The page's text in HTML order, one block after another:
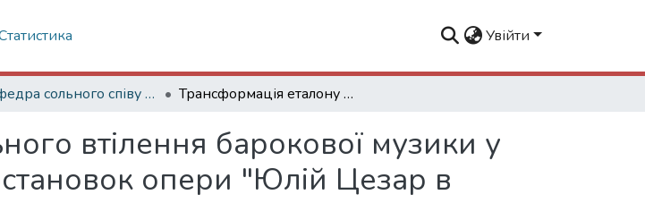
Увійти
Кафедра сольного співу та оперної підготовки Трансформація еталону вокального втілення барокової музики у ХХ-ХХІ столітті ( на прикладі постановок опери "Юлій Цезар в Єгипті" Г. Ф. Генделя)
втілення барокової музики у
опери "Юлій Цезар в